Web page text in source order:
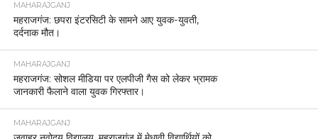
MAHARAJGANJ
महराजगंज: छपरा इंटरसिटी के सामने आए युवक-युवती,
दर्दनाक मौत।
MAHARAJGANJ
महराजगंज: सोशल मीडिया पर एलपीजी गैस को लेकर भ्रामक
जानकारी फैलाने वाला युवक गिरफ्तार।
MAHARAJGANJ